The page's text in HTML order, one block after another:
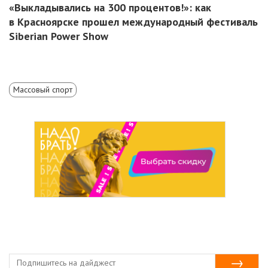
«Выкладывались на 300 процентов!»: как
в Красноярске прошел международный фестиваль
Siberian Power Show
Массовый спорт